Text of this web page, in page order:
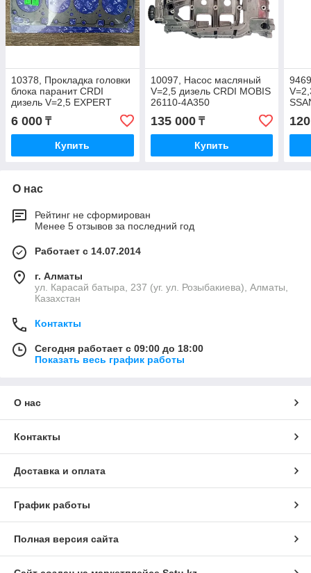
10378, Прокладка головки
блока паранит CRDI
дизель V=2,5 EXPERT
22311-4A700
6 000 ₸
Купить
10097, Насос масляный
V=2,5 дизель CRDI MOBIS
26110-4A350
135 000₸
Купить
О нас
Рейтинг не сформирован
Менее 5 отзывов за последний год
Работает с 14.07.2014
г. Алматы
ул. Карасай батыра, 237 (уг. ул. Розыбакиева), Алматы,
Казахстан
Контакты
Сегодня работает с 09:00 до 18:00
Показать весь график работы
О нас
Контакты
Доставка и оплата
График работы
Полная версия сайта